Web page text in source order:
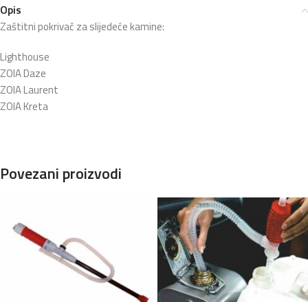
Opis
Zaštitni pokrivač za slijedeće kamine:
Lighthouse
ZOIA Daze
ZOIA Laurent
ZOIA Kreta
Povezani proizvodi